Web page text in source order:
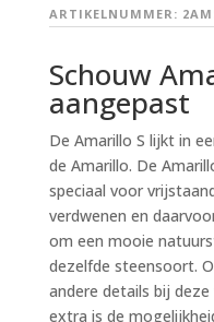
ARTIKELNUMMER:
Schouw
aangepast
De Amarillo S lijkt in
de Amarillo. De
speciaal voor
verdwenen en
om een mooie
dezelfde steensoort.
andere details bij
extra is de